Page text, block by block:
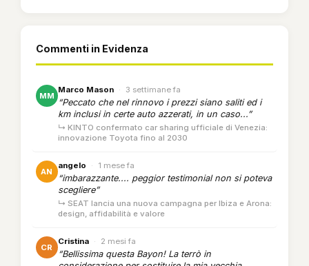
Commenti in Evidenza
MM
Marco Mason · 3 settimane fa
“Peccato che nel rinnovo i prezzi siano saliti ed i
km inclusi in certe auto azzerati, in un caso...”
↳ KINTO confermato car sharing ufficiale di Venezia:
innovazione Toyota fino al 2030
AN
angelo · 1 mese fa
“imbarazzante.... peggior testimonial non si poteva
scegliere”
↳ SEAT lancia una nuova campagna per Ibiza e Arona:
design, affidabilità e valore
CR
Cristina · 2 mesi fa
“Bellissima questa Bayon! La terrò in